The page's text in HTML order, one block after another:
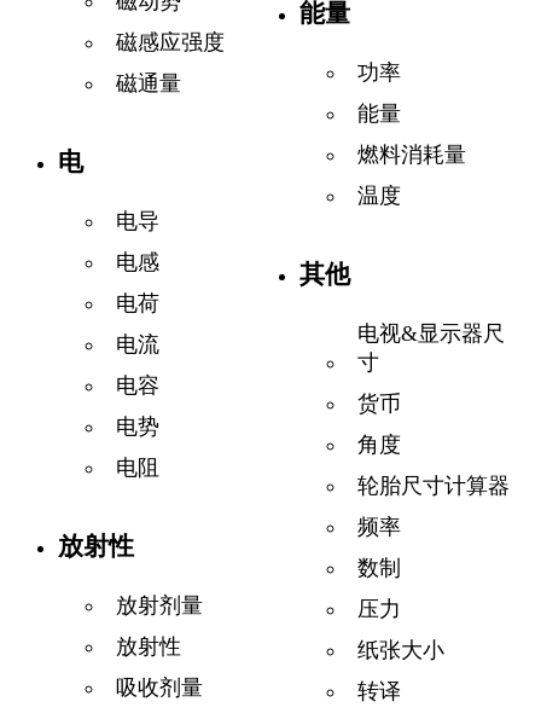
磁感应强度
磁通量
电
电导
电感
电荷
电流
电容
电势
电阻
放射性
放射剂量
放射性
吸收剂量
能量
功率
能量
燃料消耗量
温度
其他
电视&显示器尺
寸
货币
角度
轮胎尺寸计算器
频率
数制
压力
纸张大小
转译